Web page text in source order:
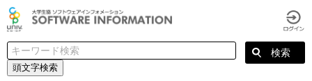
頭文字検索